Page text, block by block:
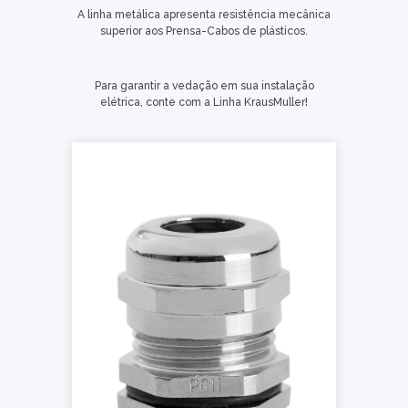
A linha metálica apresenta resistência mecânica
superior aos Prensa-Cabos de plásticos.
Para garantir a vedação em sua instalação
elétrica, conte com a Linha KrausMuller!